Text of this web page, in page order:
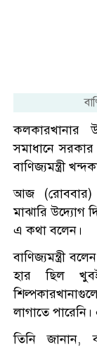
কলকারখানার
সমাধানে
বাণিজ্যমন্ত্রী
আজ (রোববার)
মাঝারি উদ্যোগ
এ কথা বলেন।
বাণিজ্যমন্ত্রী
হার ছিল
লাগাতে
তিনি জানান,